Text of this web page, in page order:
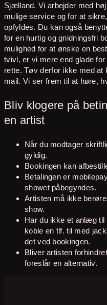
Sjælland. Vi arbejder med
mulige service og for at
opfyldes. Du kan også
for en hurtig og gnidningsfri
mulighed for at ønske en
tvivl, er vi mere end glade
rette. Tøv derfor ikke med at
mail. Vi ser frem til at høre,
Bliv klogere på
en artist
Når du modtager
gyldig.
Bookingen kan
Betalingen er
showet påbegyndes.
Artisten må ikke
show.
Har du ikke et anlæg til
koble en tlf. til med
det ved bookingen.
Bliver artisten
foreslår en alternativ.